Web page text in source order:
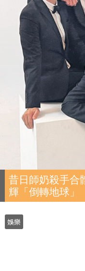
昔日師奶殺手合
輝「倒轉地球」
娛樂